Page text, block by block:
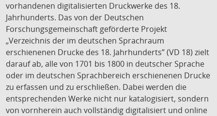
vorhandenen digitalisierten Druckwerke des 18.
Jahrhunderts. Das von der Deutschen
Forschungsgemeinschaft geförderte Projekt
„Verzeichnis der im deutschen Sprachraum
erschienenen Drucke des 18. Jahrhunderts” (VD 18) zielt
darauf ab, alle von 1701 bis 1800 in deutscher Sprache
oder im deutschen Sprachbereich erschienenen Drucke
zu erfassen und zu erschließen. Dabei werden die
entsprechenden Werke nicht nur katalogisiert, sondern
von vornherein auch vollständig digitalisiert und online